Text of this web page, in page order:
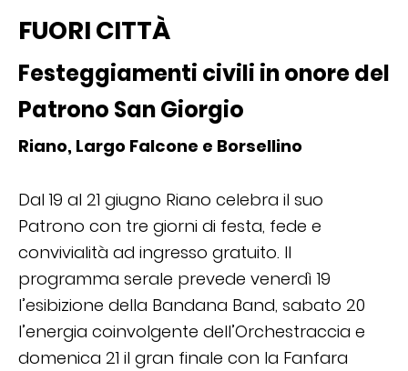
FUORI CITTÀ
Festeggiamenti civili in onore del
Patrono San Giorgio
Riano, Largo Falcone e Borsellino
Dal 19 al 21 giugno Riano celebra il suo
Patrono con tre giorni di festa, fede e
convivialità ad ingresso gratuito. Il
programma serale prevede venerdì 19
l’esibizione della Bandana Band, sabato 20
l’energia coinvolgente dell’Orchestraccia e
domenica 21 il gran finale con la Fanfara